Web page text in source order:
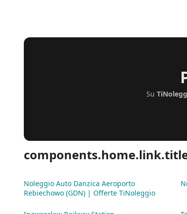
Su
Noleggio Auto Danzica Aeroporto
Rebiechowo (GDN) | Offerte TiNoleggio